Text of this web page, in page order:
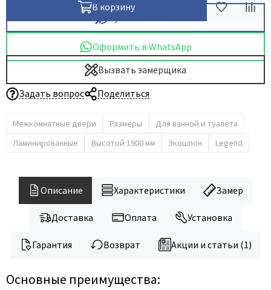
В корзину
Оформить в WhatsApp
Вызвать замерщика
Задать вопрос
Поделиться
Межкомнатные двери Размеры
Для ванной и туалета
Ламинированные
Высотой 1900 мм Экошпон Legend
Описание Характеристики Замер
Доставка Оплата Установка
Гарантия Возврат Акции и статьи (1)
Основные преимущества: